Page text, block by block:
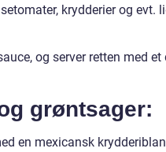
krydderier og evt.
og server retten med et
grøntsager:
en mexicansk